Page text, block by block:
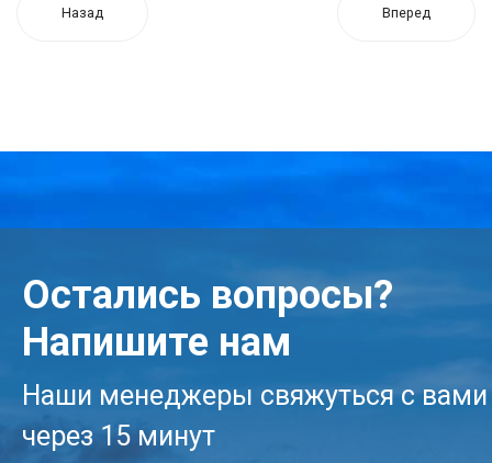
Назад Вперед
Остались вопросы?
Напишите нам
Наши менеджеры свяжуться с вами
через 15 минут